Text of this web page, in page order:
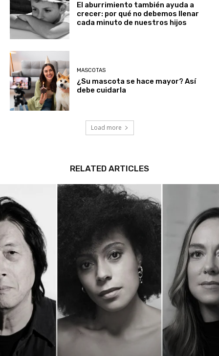
El aburrimiento también ayuda a
crecer: por qué no debemos llenar
cada minuto de nuestros hijos
MASCOTAS
¿Su mascota se hace mayor? Así
debe cuidarla
Load more
RELATED ARTICLES